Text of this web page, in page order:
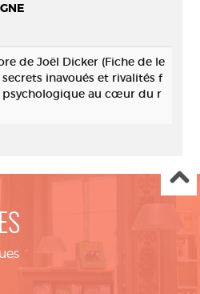
de Joël Dicker (Fiche de le
inavoués et rivalités f
psychologique au cœur du r